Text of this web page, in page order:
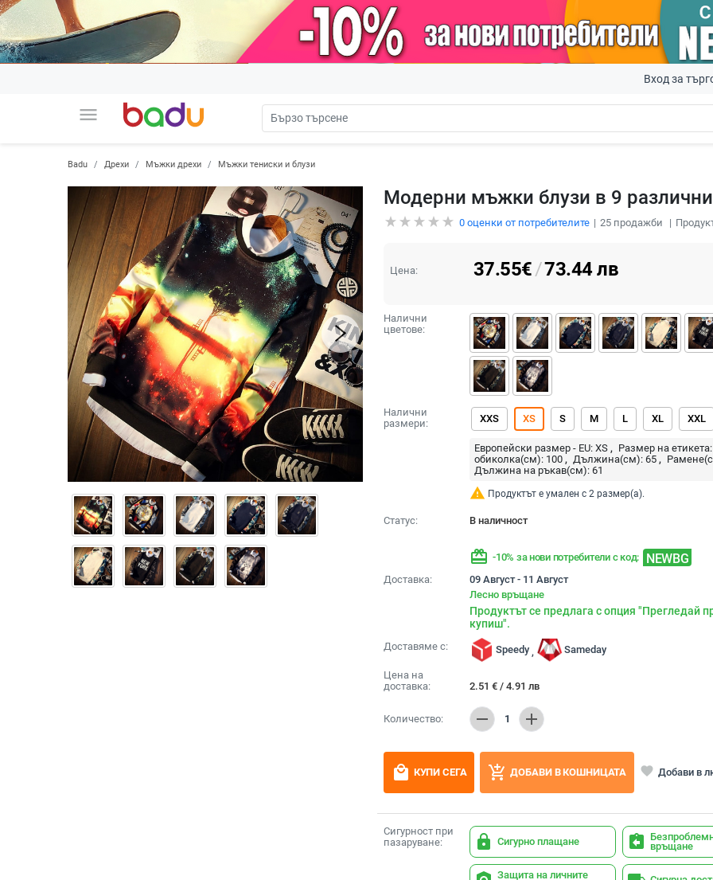
menu
Вход за
Badu Дрехи Мъжки дрехи Мъжки тениски и блузи
Модерни мъжки блузи в 9
0оценки от потребителите 25продажби
Цена: 37.55€/73.44лв
Налични
цветове:
Налични
размери:
XXS XS S M L XL XXL
Европейски размер - EU: XS Размер на етикета:
обиколка(см): 100 Дължина(см): 65
Дължина на ръкав(см): 61
warning Продуктът е умален с 2 размер(а).
Статус: В наличност
redeem -10% за нови потребители с код: NEWBG
Доставка:
09 Август - 11 Август
Лесно връщане
Продуктът се предлага с опция "Прегледай
купиш".
Доставяме с: Speedy , Sameday
Цена на
доставка:
2.51 € / 4.91 лв
Количество: remove 1 add
local_mall КУПИ СЕГА add_shopping_cart ДОБАВИ В КОШНИЦАТА favorite Добави в
Сигурност при
пазаруване:
lock Сигурно плащане assignment_return връщане
Защита на личните